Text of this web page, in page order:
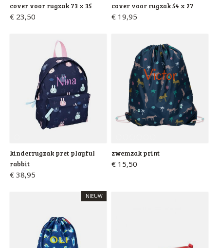
cover voor rugzak 73 x 35
€ 23,50
cover voor rugzak 54 x 27
€ 19,95
kinderrugzak pret playful
rabbit
€ 38,95
zwemzak print
€ 15,50
NIEUW